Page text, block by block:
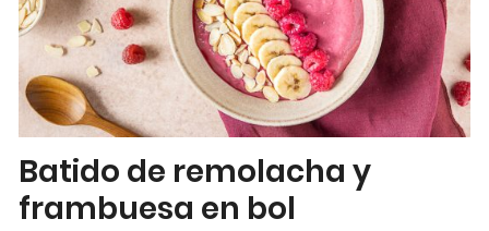
Batido de remolacha y
frambuesa en bol